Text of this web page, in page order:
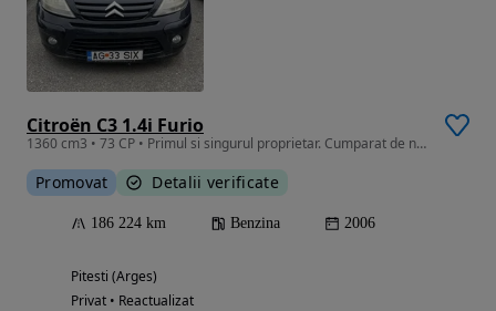
Citroën C3 1.4i Furio
1360 cm3 • 73 CP • Primul si singurul proprietar. Cumparat de nou din Romania
Promovat Detalii verificate
186 224 km Benzina 2006
Pitesti (Arges)
Privat • Reactualizat